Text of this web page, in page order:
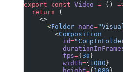
export const Video = ()
  return
(
    <>
      <
Folder name=
        <
Composition
          id
=
          fps
={ 30 }
          width
={ 1080 }
          height
={ 1080 }